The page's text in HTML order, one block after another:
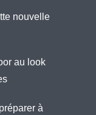
nouvelle
au look
à